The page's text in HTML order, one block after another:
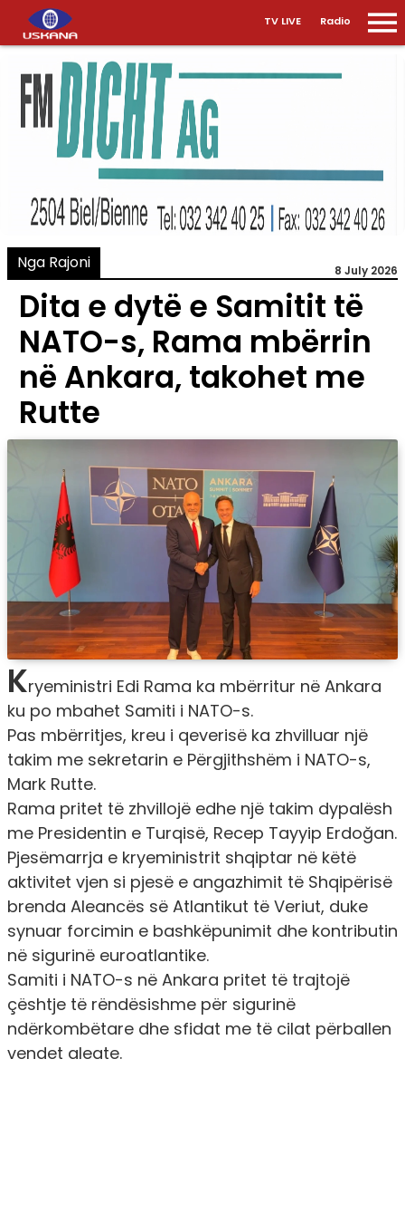
TV LIVE Radio
Nga Rajoni 8 July 2026
Dita e dytë e Samitit të
NATO-s, Rama mbërrin
në Ankara, takohet me
Rutte
Kryeministri Edi Rama ka mbërritur në Ankara
ku po mbahet Samiti i NATO-s.
Pas mbërritjes, kreu i qeverisë ka zhvilluar një
takim me sekretarin e Përgjithshëm i NATO-s,
Mark Rutte.
Rama pritet të zhvillojë edhe një takim dypalësh
me Presidentin e Turqisë, Recep Tayyip Erdoğan.
Pjesëmarrja e kryeministrit shqiptar në këtë
aktivitet vjen si pjesë e angazhimit të Shqipërisë
brenda Aleancës së Atlantikut të Veriut, duke
synuar forcimin e bashkëpunimit dhe kontributin
në sigurinë euroatlantike.
Samiti i NATO-s në Ankara pritet të trajtojë
çështje të rëndësishme për sigurinë
ndërkombëtare dhe sfidat me të cilat përballen
vendet aleate.